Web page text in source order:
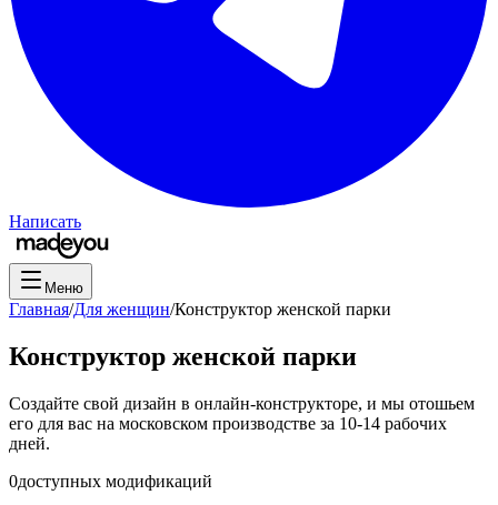
Написать
Меню
Главная/Для женщин/Конструктор женской парки
Конструктор женской парки
Создайте свой дизайн в онлайн-конструкторе, и мы отошьем
его для вас на московском производстве за 10-14 рабочих
дней.
0доступных модификаций